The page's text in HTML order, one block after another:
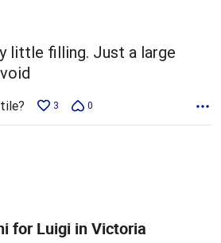
little filling. Just a large
3 0
for Luigi in Victoria